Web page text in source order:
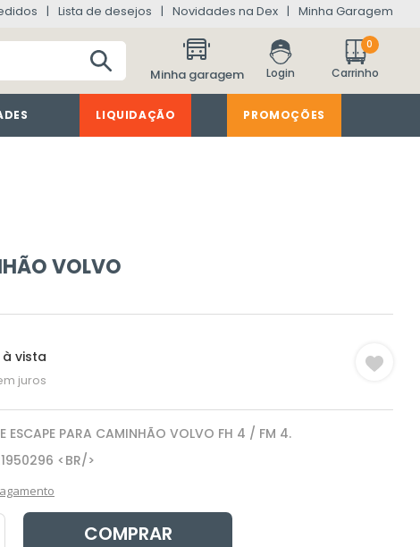
Lista de desejos Novidades na Dex Minha Garagem
Minha garagem
0
LIQUIDAÇÃO PROMOÇÕES
VOLVO
à vista
juros
ESCAPE PARA CAMINHÃO VOLVO FH 4 / FM 4.
<BR/>
COMPRAR